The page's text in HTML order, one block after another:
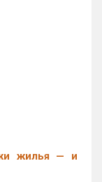
жилья — и